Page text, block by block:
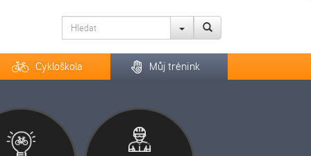
Cykloškola Můj trénink